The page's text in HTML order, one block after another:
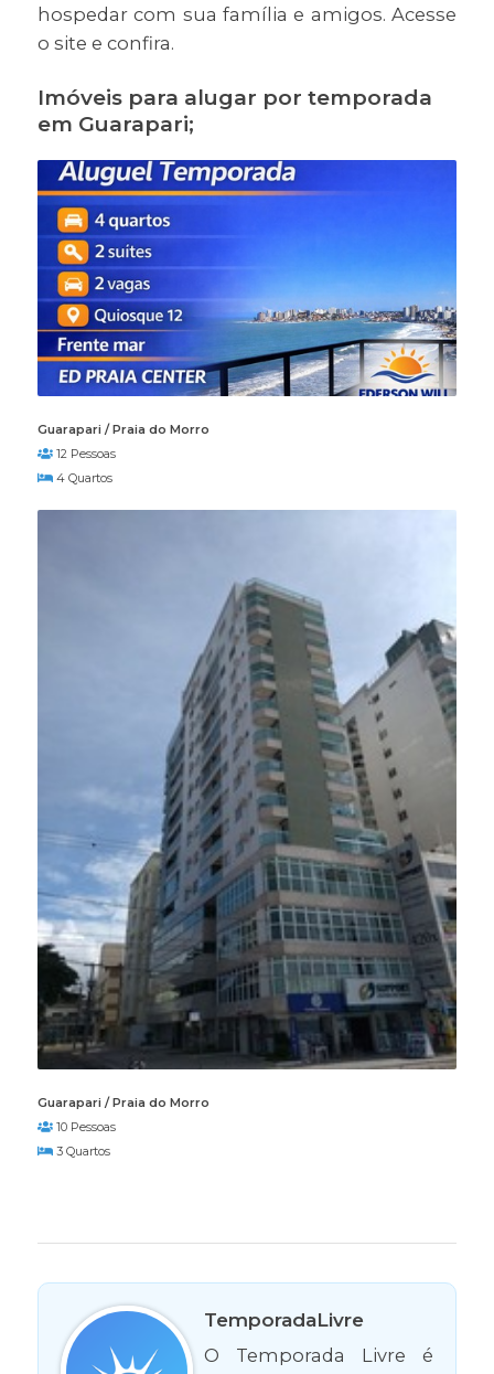
hospedar com sua família e amigos. Acesse
o site e confira.
Imóveis para alugar por temporada
em Guarapari;
Guarapari / Praia do Morro
12 Pessoas
4 Quartos
Guarapari / Praia do Morro
10 Pessoas
3 Quartos
TemporadaLivre
O Temporada Livre é